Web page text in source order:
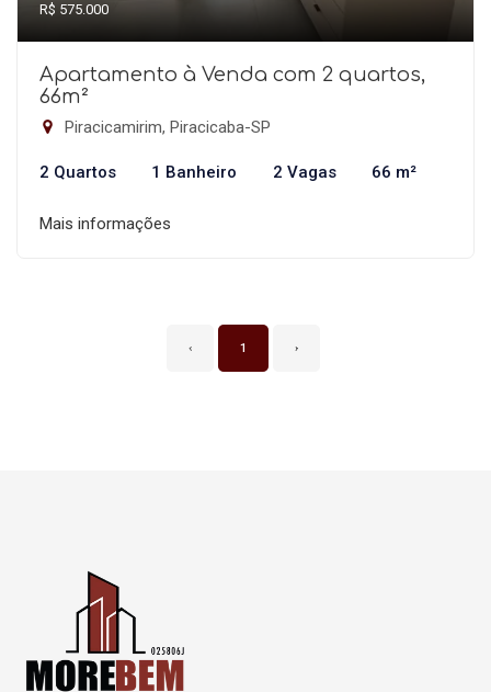
R$ 575.000
Apartamento à Venda com 2 quartos,
66m²
Piracicamirim, Piracicaba-SP
2 Quartos 1 Banheiro 2 Vagas 66 m²
Mais informações
‹ 1 ›
Página inicial